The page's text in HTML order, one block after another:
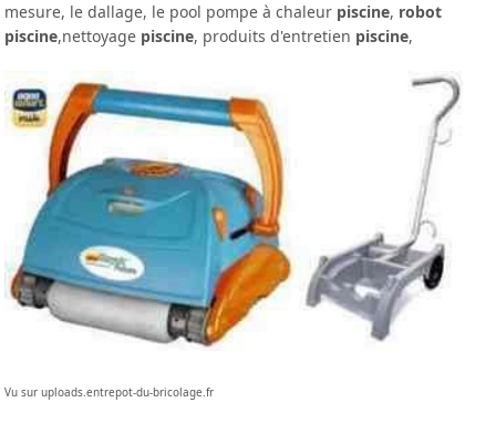
mesure, le dallage, le pool pompe à chaleur piscine, robot
piscine,nettoyage piscine, produits d'entretien piscine,
Vu sur uploads.entrepot-du-bricolage.fr